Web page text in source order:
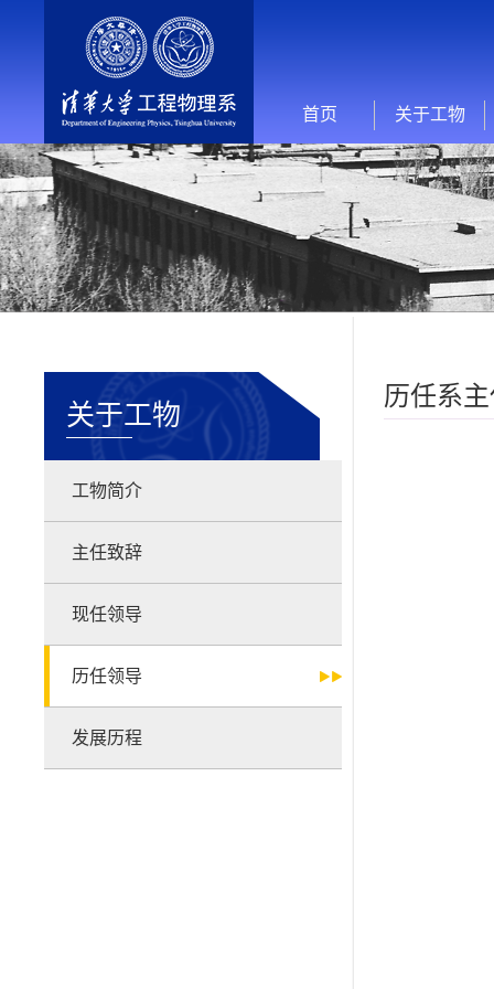
首页 关于工物
关于工物
工物简介
主任致辞
现任领导
历任领导
发展历程
历任系